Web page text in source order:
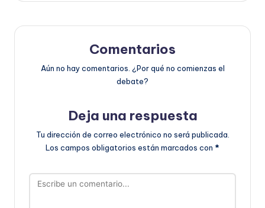
Comentarios
Aún no hay comentarios. ¿Por qué no comienzas el
debate?
Deja una respuesta
Tu dirección de correo electrónico no será publicada.
Los campos obligatorios están marcados con *